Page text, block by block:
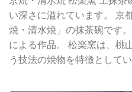
い深さに溢れています。 京
焼・清水焼」の抹茶碗です
による作品。 松楽窯は、桃
う技法の焼物を特徴として